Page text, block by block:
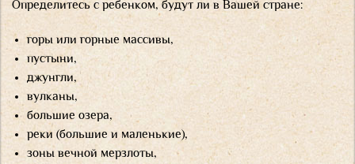
Определитесь с ребенком, будут ли в Вашей стране:
горы или горные массивы,
пустыни,
джунгли,
вулканы,
большие озера,
реки (большие и маленькие),
зоны вечной мерзлоты,